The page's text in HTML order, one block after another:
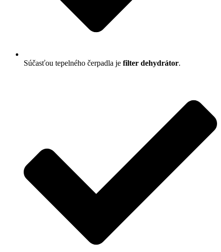
Súčasťou tepelného čerpadla je filter dehydrátor.